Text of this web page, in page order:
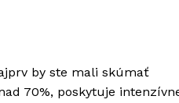
by ste mali skúmať
70%, poskytuje